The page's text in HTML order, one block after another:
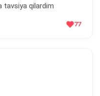
tavsiya qilardim
77